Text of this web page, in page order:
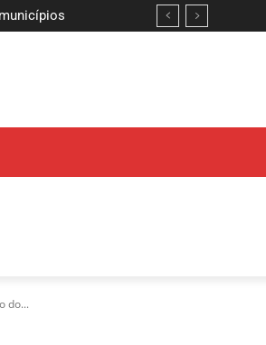
a segurança
do...